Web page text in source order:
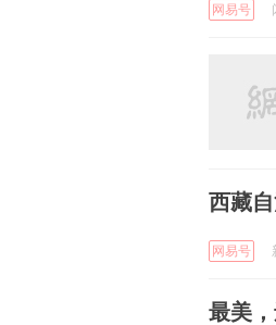
网易号
西藏
网易号
最美